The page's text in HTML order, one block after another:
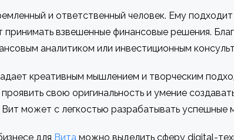
и ответственный человек. Ему
принимать взвешенные финансовые решения.
аналитиком или инвестиционным
креативным мышлением и творческим
свою оригинальность и умение
Вит может с легкостью разрабатывать успешные
для Вита можно выделить сферу digital-